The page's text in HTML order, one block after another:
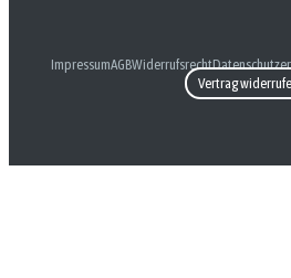
ImpressumAGBWiderrufsrecht
Vertrag